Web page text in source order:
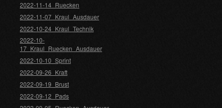
2022-11-14_Ruecken
2022-11-07_Kraul_Ausdauer
2022-10-24_Kraul_Technik
2022-10-
17_Kraul_Ruecken_Ausdauer
2022-10-10_Sprint
2022-09-26_Kraft
2022-09-19_Brust
2022-09-12_Pads